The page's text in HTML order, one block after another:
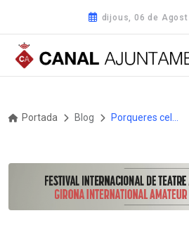
dijous, 06 de Agost
Portada Blog